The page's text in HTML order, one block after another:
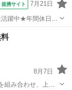
提携サイト 7月21日
躍中★年間休日
日払い制度利用可
巨摩郡昭和町》
8月7日
組み合わせ、上品